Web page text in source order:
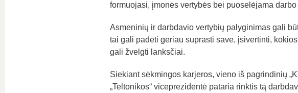
formuojasi, įmonės vertybės bei puoselėjama
Asmeninių ir darbdavio vertybių palyginimas gali
tai gali padėti geriau suprasti save, įsivertinti,
gali žvelgti lanksčiai.
Siekiant sėkmingos karjeros, vieno iš pagrindinių
„Teltonikos“ viceprezidentė pataria rinktis tą